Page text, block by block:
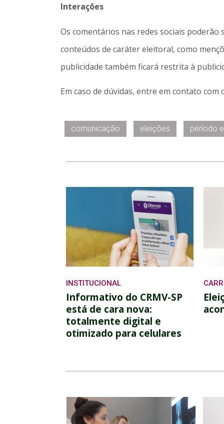
Interações
Os comentários nas redes sociais
conteúdos de caráter eleitoral, como
publicidade também ficará restrita à
Em caso de dúvidas, entre em contato
comunicação eleições período
INSTITUCIONAL
Informativo do CRMV-SP
está de cara nova:
totalmente digital e
otimizado para celulares